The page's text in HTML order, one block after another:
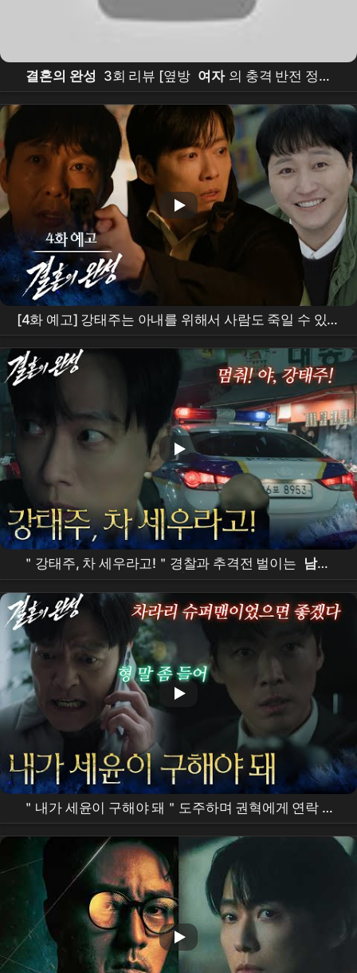
결혼의 완성 3회 리뷰 [옆방 여자 의 충격 반전 정체,
남궁민 딸 죽음, 그리고 세은 이 한 나쁜짓?] #결혼의
완성#
#결혼의완성 남궁민 #결혼의완성#
남
궁민
#결혼의완성 남궁민
[4화 예고] 강태주는 아내를 위해서 사람도 죽일 수 있을
까? [ 결혼의 완성 ] | KBS 방송
＂강태주, 차 세우라고!＂경찰과 추격전 벌이는 남궁
민 [ 결혼의 완성 ] | KBS 260711 방송
＂내가 세윤이 구해야 돼＂도주하며 권혁에게 연락 하
는 남궁민 [ 결혼의 완성 ] | KBS 260711 방송